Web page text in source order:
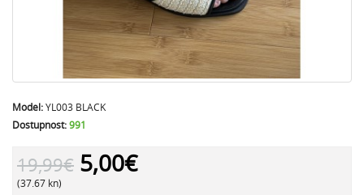
Model:YL003 BLACK
Dostupnost:991
19,99€ 5,00€
(37.67 kn)